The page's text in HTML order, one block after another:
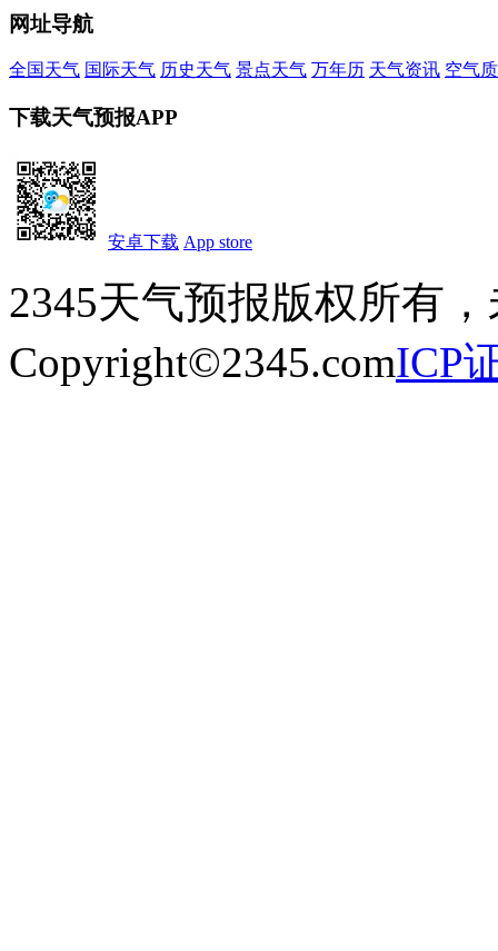
网址导航
全国天气 国际天气 历史天气 景点天气 万年历 天气资讯 空气
下载天气预报APP
安卓下载 App store
2345天气预报版权所有
Copyright©2345.comICP